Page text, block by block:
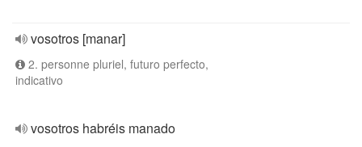
vosotros [manar]
2. personne pluriel, futuro perfecto,
indicativo
vosotros habréis manado